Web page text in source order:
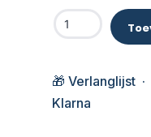
🎁 Verlanglijst
Klarna